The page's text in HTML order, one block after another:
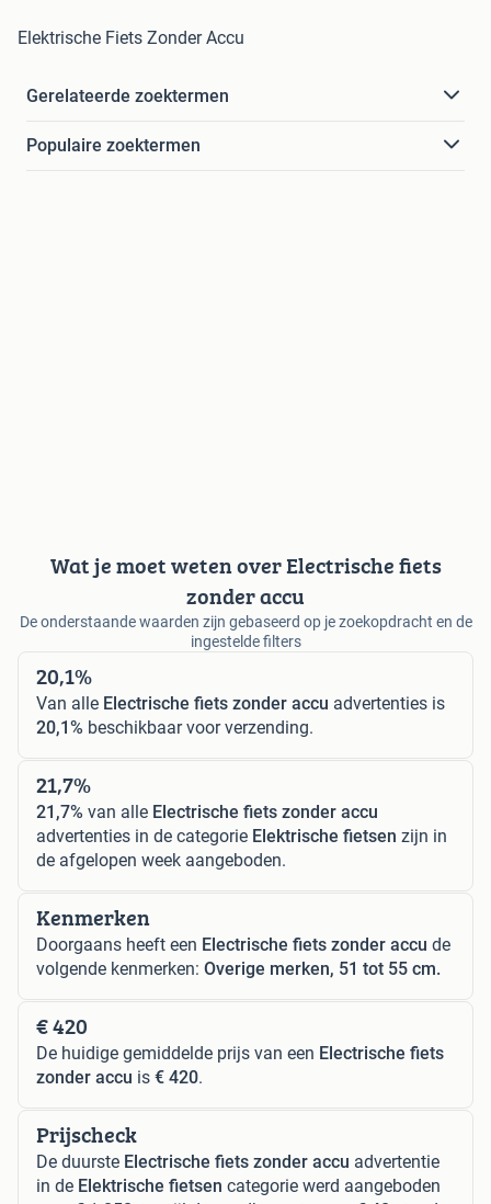
Elektrische Fiets Zonder Accu
Gerelateerde zoektermen
Populaire zoektermen
Wat je moet weten over Electrische fiets
zonder accu
De onderstaande waarden zijn gebaseerd op je zoekopdracht en de
ingestelde filters
20,1%
Van alle Electrische fiets zonder accu advertenties is
20,1% beschikbaar voor verzending.
21,7%
21,7% van alle Electrische fiets zonder accu
advertenties in de categorie Elektrische fietsen zijn in
de afgelopen week aangeboden.
Kenmerken
Doorgaans heeft een Electrische fiets zonder accu de
volgende kenmerken: Overige merken, 51 tot 55 cm.
€ 420
De huidige gemiddelde prijs van een Electrische fiets
zonder accu is € 420.
Prijscheck
De duurste Electrische fiets zonder accu advertentie
in de Elektrische fietsen categorie werd aangeboden